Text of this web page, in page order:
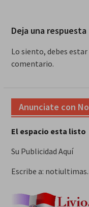
Deja una respuesta
Lo siento, debes estar
comentario.
Anunciate con
El espacio esta listo
Su Publicidad Aquí
Escribe a: